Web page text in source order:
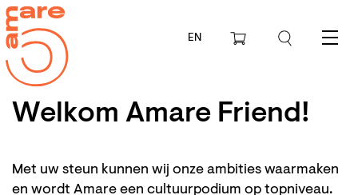
EN Menu
Welkom Amare Friend!
Met uw steun kunnen wij onze ambities waarmaken
en wordt Amare een cultuurpodium op topniveau.